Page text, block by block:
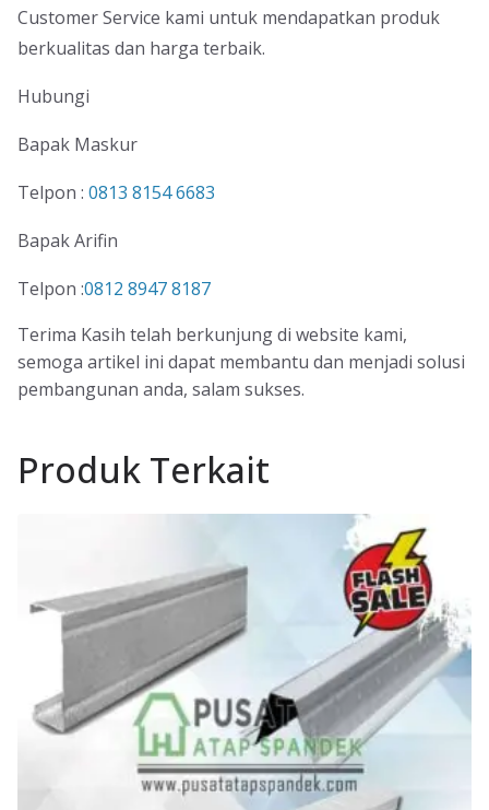
Customer Service kami untuk mendapatkan produk
berkualitas dan harga terbaik.
Hubungi
Bapak Maskur
Telpon : 0813 8154 6683
Bapak Arifin
Telpon :0812 8947 8187
Terima Kasih telah berkunjung di website kami,
semoga artikel ini dapat membantu dan menjadi solusi
pembangunan anda, salam sukses.
Produk Terkait